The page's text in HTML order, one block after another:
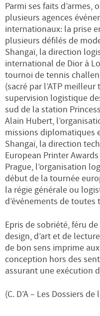
Parmi ses faits
plusieurs agences
internationaux: la prise
plusieurs défilés de
Shangaï, la direction
international de Dior à
tournoi de tennis
(sacré par l’ATP
supervision logistique
sud de la station
Alain Hubert,
missions diplomatiques
Shangaï, la direction
European Printer
Prague, l’organisation
début de la tournée
la régie générale ou
d’événements de toutes
Epris de sobriété, féru
design, d’art et de
de bon sens imprime
conception hors des
assurant une exécution
(C. D’A – Les Dossiers